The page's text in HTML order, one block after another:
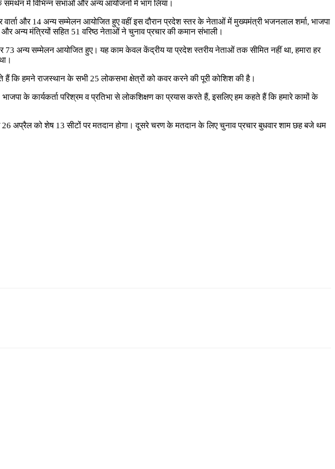
के समर्थन में विभिन्न सभाओं और अन्य आयोजनों में भाग लिया।
और 14 अन्य सम्मेलन आयोजित हुए वहीं इस दौरान प्रदेश स्तर के नेताओं में मुख्यमंत्री भजनलाल शर्मा, भाजपा
और अन्य मंत्रियों सहित 51 वरिष्ठ नेताओं ने चुनाव प्रचार की कमान संभाली।
अन्य सम्मेलन आयोजित हुए। यह काम केवल केंद्रीय या प्रदेश स्तरीय नेताओं तक सीमित नहीं था, हमारा हर
कि हमने राजस्थान के सभी 25 लोकसभा क्षेत्रों को कवर करने की पूरी कोशिश की है।
के कार्यकर्ता परिश्रम व प्रतिभा से लोकशिक्षण का प्रयास करते हैं, इसलिए हम कहते हैं कि हमारे कामों के
को शेष 13 सीटों पर मतदान होगा। दूसरे चरण के मतदान के लिए चुनाव प्रचार बुधवार शाम छह बजे थम